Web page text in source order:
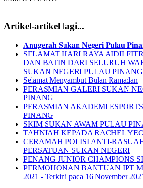
Artikel-artikel lagi...
𝐀𝐧𝐮𝐠𝐞𝐫𝐚𝐡 𝐒𝐮𝐤𝐚𝐧 𝐍𝐞𝐠𝐞𝐫𝐢 𝐏𝐮𝐥𝐚𝐮
SELAMAT HARI RAYA
DAN BATIN DARI SELURUH
SUKAN NEGERI PULAU PINANG
Selamat Menyambut Bulan Ramadan
PERASMIAN GALERI SUKAN
PINANG
PERASMIAN AKADEMI
PINANG
SKIM SUKAN AWAM PULAU
TAHNIAH KEPADA RACHEL
CERAMAH POLISI ANTI-
PERSATUAN SUKAN NEGERI
PENANG JUNIOR CHAMPIONS
PERMOHONAN BANTUAN IPT
2021 - Terkini pada 16 November 2021